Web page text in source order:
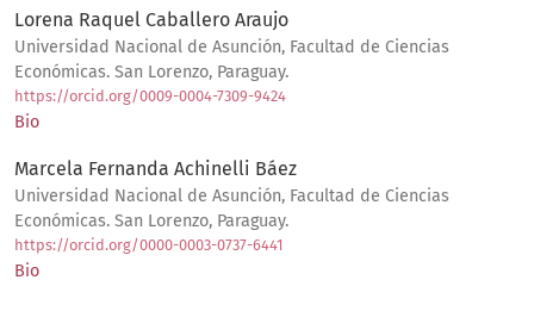
Lorena Raquel Caballero Araujo
Universidad Nacional de Asunción, Facultad de Ciencias
Económicas. San Lorenzo, Paraguay.
https://orcid.org/0009-0004-7309-9424
Bio
Marcela Fernanda Achinelli Báez
Universidad Nacional de Asunción, Facultad de Ciencias
Económicas. San Lorenzo, Paraguay.
https://orcid.org/0000-0003-0737-6441
Bio